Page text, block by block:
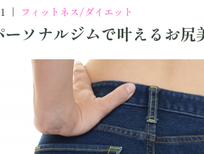
フィットネス/ダイエット
ーソナルジムで叶えるお